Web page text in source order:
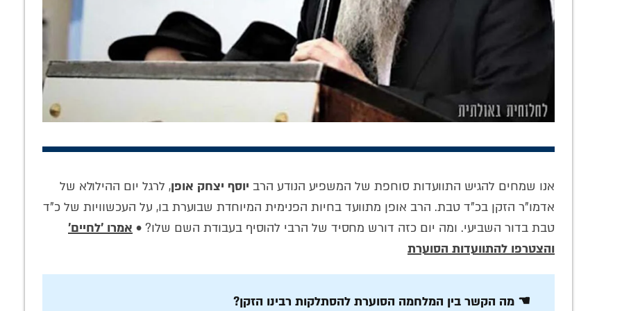
אנו שמחים להגיש התוועדות סוחפת של המשפיע הנודע הרב יוסף יצחק אופן, לרגל יום ההילולא של
אדמו"ר הזקן בכ"ד טבת. הרב אופן מתוועד בחיות הפנימית המיוחדת שבוערת בו, על העכשוויות של כ"ד
טבת בדור השביעי. ומה יום כזה דורש מחסיד של הרבי להוסיף בעבודת השם שלו? • אמרו 'לחיים'
והצטרפו להתוועדות הסוערת
☚ מה הקשר בין המלחמה הסוערת להסתלקות רבינו הזקן?
החב"דית: הנכד הרב
• צפו
המגזין השבועי
להורדה
זיכרונות אישיים על
• טור עכשווי
פרק י"א מקונטרס
הרב דייטש